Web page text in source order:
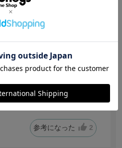
のですが売切でこちらを購
性がまだ分からないため星4つ
参考になった 2